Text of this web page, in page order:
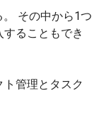
その中から1つ
ることもでき
管理とタスク